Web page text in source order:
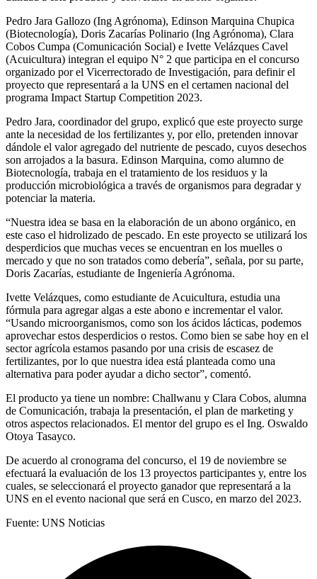
Pedro Jara Gallozo (Ing Agrónoma), Edinson Marquina Chupica
(Biotecnología), Doris Zacarías Polinario (Ing Agrónoma), Clara
Cobos Cumpa (Comunicación Social) e Ivette Velázques Cavel
(Acuicultura) integran el equipo N° 2 que participa en el concurso
organizado por el Vicerrectorado de Investigación, para definir el
proyecto que representará a la UNS en el certamen nacional del
programa Impact Startup Competition 2023.
Pedro Jara, coordinador del grupo, explicó que este proyecto surge
ante la necesidad de los fertilizantes y, por ello, pretenden innovar
dándole el valor agregado del nutriente de pescado, cuyos desechos
son arrojados a la basura. Edinson Marquina, como alumno de
Biotecnología, trabaja en el tratamiento de los residuos y la
producción microbiológica a través de organismos para degradar y
potenciar la materia.
“Nuestra idea se basa en la elaboración de un abono orgánico, en
este caso el hidrolizado de pescado. En este proyecto se utilizará los
desperdicios que muchas veces se encuentran en los muelles o
mercado y que no son tratados como debería”, señala, por su parte,
Doris Zacarías, estudiante de Ingeniería Agrónoma.
Ivette Velázques, como estudiante de Acuicultura, estudia una
fórmula para agregar algas a este abono e incrementar el valor.
“Usando microorganismos, como son los ácidos lácticas, podemos
aprovechar estos desperdicios o restos. Como bien se sabe hoy en el
sector agrícola estamos pasando por una crisis de escasez de
fertilizantes, por lo que nuestra idea está planteada como una
alternativa para poder ayudar a dicho sector”, comentó.
El producto ya tiene un nombre: Challwanu y Clara Cobos, alumna
de Comunicación, trabaja la presentación, el plan de marketing y
otros aspectos relacionados. El mentor del grupo es el Ing. Oswaldo
Otoya Tasayco.
De acuerdo al cronograma del concurso, el 19 de noviembre se
efectuará la evaluación de los 13 proyectos participantes y, entre los
cuales, se seleccionará el proyecto ganador que representará a la
UNS en el evento nacional que será en Cusco, en marzo del 2023.
Fuente: UNS Noticias